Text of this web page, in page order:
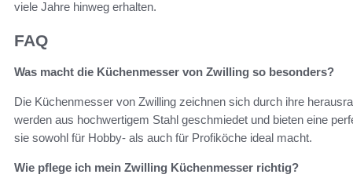
viele Jahre hinweg erhalten.
FAQ
Was macht die Küchenmesser von Zwilling so besonders?
Die Küchenmesser von Zwilling zeichnen sich durch ihre
werden aus hochwertigem Stahl geschmiedet und bieten eine
sie sowohl für Hobby- als auch für Profiköche ideal macht.
Wie pflege ich mein Zwilling Küchenmesser richtig?